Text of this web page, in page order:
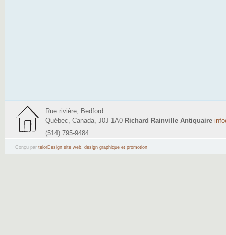
Rue rivière, Bedford
Québec, Canada, J0J 1A0 Richard Rainville Antiquaire
(514) 795-9484
Conçu par telorDesign site web, design graphique et promotion